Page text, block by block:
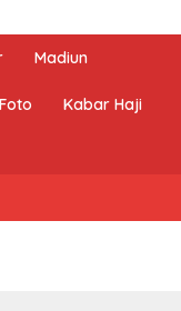
Madiun
Foto Kabar Haji